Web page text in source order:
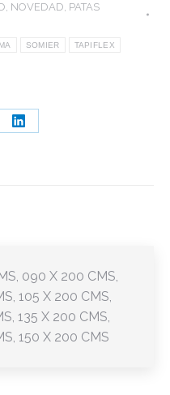
, NOVEDAD, PATAS
SOMIER TAPIFLEX
Share
090 X 200 CMS,
105 X 200 CMS,
135 X 200 CMS,
150 X 200 CMS